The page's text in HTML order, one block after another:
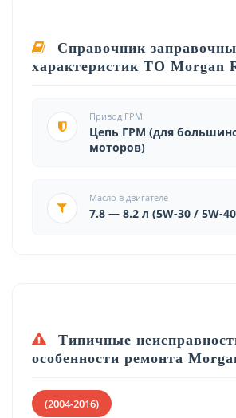
Справочник
характеристик ТО Morgan
Привод ГРМ
Цепь ГРМ (для
моторов)
Масло в двигателе
7.8 — 8.2 л (5W-30 / 5W-
Типичные
особенности ремонта
(2004-2016)